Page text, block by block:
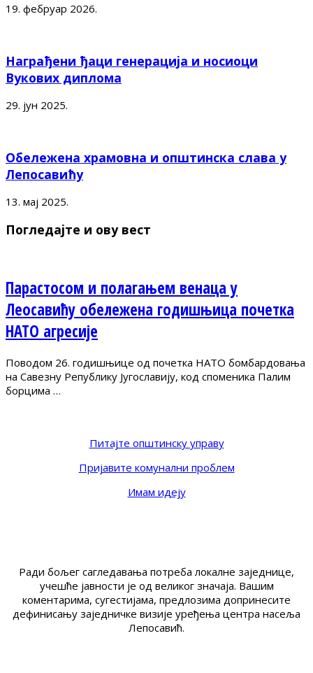
19. фебруар 2026.
Награђени ђаци генерација и носиоци
Вукових диплома
29. јун 2025.
Обележена храмовна и општинска слава у
Лепосавићу
13. мај 2025.
Погледајте и ову вест
Парастосом и полагањем венаца у
Леосавићу обележена годишњица почетка
НАТО агресије
Поводом 26. годишњице од почетка НАТО бомбардовања
на Савезну Републику Југославију, код споменика Палим
борцима …
Питајте општинску управу
Пријавите комунални проблем
Имам идеју
Ради бољег сагледавања потреба локалне заједнице,
учешће јавности је од великог значаја. Вашим
коментарима, сугестијама, предлозима допринесите
дефинисању заједничке визије уређења центра насеља
Лепосавић.